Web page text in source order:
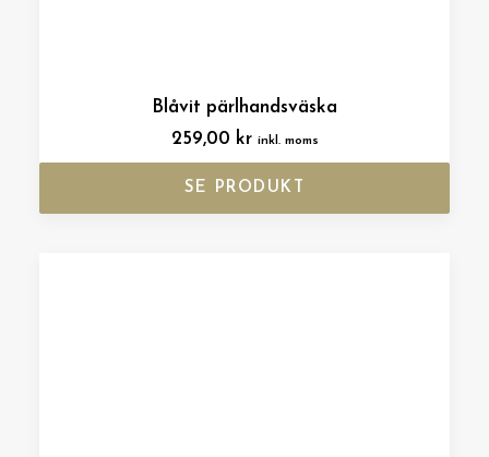
Blåvit pärlhandsväska
259,00 kr inkl. moms
SE PRODUKT